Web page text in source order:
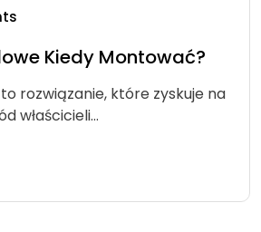
Kiedy Montować?
rozwiązanie, które zyskuje na
właścicieli…